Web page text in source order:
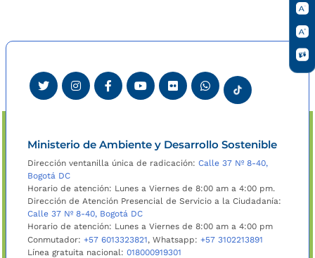
Ministerio de Ambiente y Desarrollo Sostenible
Dirección ventanilla única de radicación: Calle 37 Nº 8-40,
Bogotá DC
Horario de atención: Lunes a Viernes de 8:00 am a 4:00 pm.
Dirección de Atención Presencial de Servicio a la Ciudadanía:
Calle 37 Nº 8-40, Bogotá DC
Horario de atención: Lunes a Viernes de 8:00 am a 4:00 pm
Conmutador: +57 6013323821, Whatsapp: +57 3102213891
Línea gratuita nacional: 018000919301